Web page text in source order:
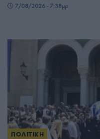
7/08/2026 - 7:38μμ
ΠΟΛΙΤΙΚΗ